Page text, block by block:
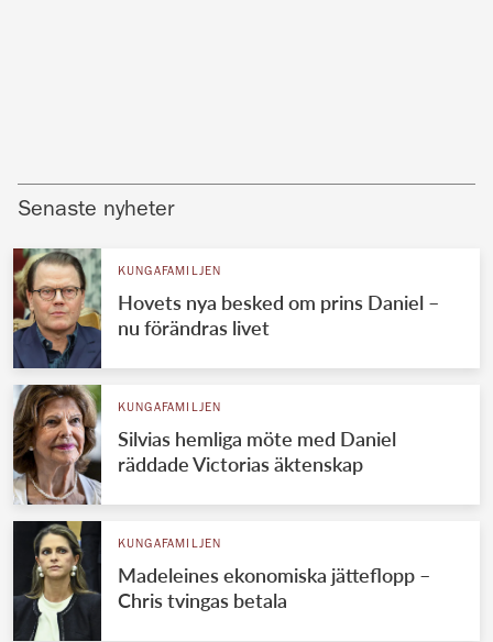
Senaste nyheter
KUNGAFAMILJEN
Hovets nya besked om prins Daniel –
nu förändras livet
KUNGAFAMILJEN
Silvias hemliga möte med Daniel
räddade Victorias äktenskap
KUNGAFAMILJEN
Madeleines ekonomiska jätteflopp –
Chris tvingas betala